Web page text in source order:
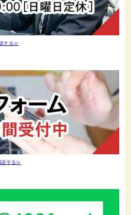
する≫
談する≫